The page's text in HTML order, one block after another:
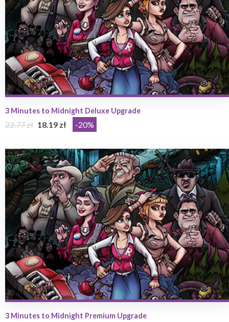
3 Minutes to Midnight Deluxe Upgrade
22.77 zł 18.19 zł -20%
3 Minutes to Midnight Premium Upgrade